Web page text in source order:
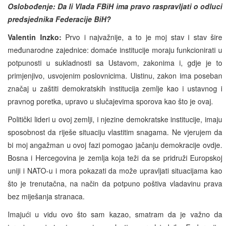
Oslobođenje: Da li Vlada FBiH ima pravo raspravljati o odluci
predsjednika Federacije BiH?
Valentin Inzko: Prvo i najvažnije, a to je moj stav i stav šire
međunarodne zajednice: domaće institucije moraju funkcionirati u
potpunosti u sukladnosti sa Ustavom, zakonima i, gdje je to
primjenjivo, usvojenim poslovnicima. Uistinu, zakon ima poseban
značaj u zaštiti demokratskih institucija zemlje kao i ustavnog i
pravnog poretka, upravo u slučajevima sporova kao što je ovaj.
Politički lideri u ovoj zemlji, i njezine demokratske institucije, imaju
sposobnost da riješe situaciju vlastitim snagama. Ne vjerujem da
bi moj angažman u ovoj fazi pomogao jačanju demokracije ovdje.
Bosna i Hercegovina je zemlja koja teži da se pridruži Europskoj
uniji i NATO-u i mora pokazati da može upravljati situacijama kao
što je trenutačna, na način da potpuno poštiva vladavinu prava
bez miješanja stranaca.
Imajući u vidu ovo što sam kazao, smatram da je važno da